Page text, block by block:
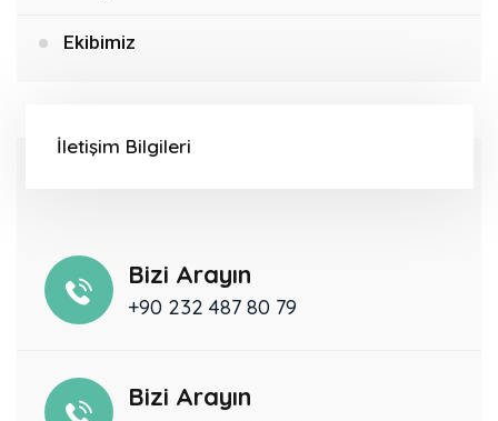
Ekibimiz
İletişim Bilgileri
Bizi Arayın
+90 232 487 80 79
Bizi Arayın